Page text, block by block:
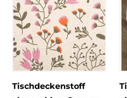
Tischdeckenstoff